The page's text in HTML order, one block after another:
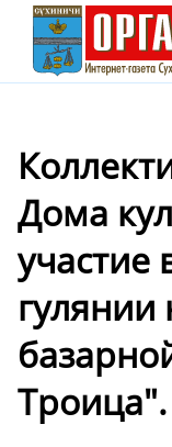
Дома
участие
гулянии
Троица".